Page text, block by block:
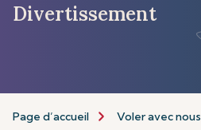
Divertissement
Page d’accueil Voler avec nous